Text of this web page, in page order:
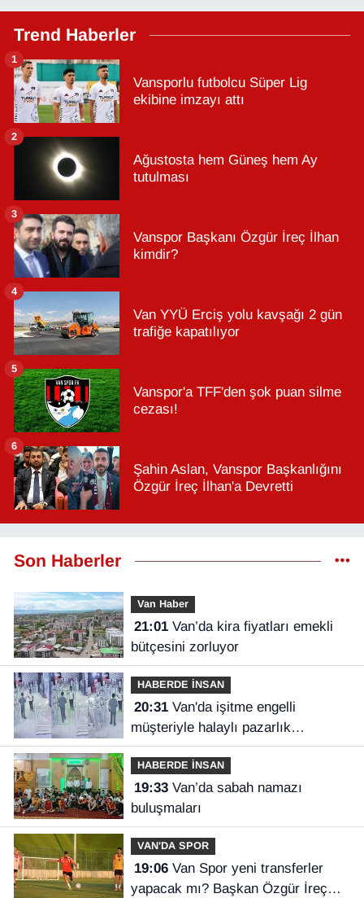
Trend Haberler
Vansporlu futbolcu Süper Lig
ekibine imzayı attı
1
Ağustosta hem Güneş hem Ay
tutulması
2
Vanspor Başkanı Özgür İreç İlhan
kimdir?
3
Van YYÜ Erciş yolu kavşağı 2 gün
trafiğe kapatılıyor
4
Vanspor'a TFF'den şok puan silme
cezası!
5
Şahin Aslan, Vanspor Başkanlığını
Özgür İreç İlhan'a Devretti
6
Son Haberler
Van Haber
21:01Van’da kira fiyatları emekli
bütçesini zorluyor
HABERDE İNSAN
20:31Van'da işitme engelli
müşteriyle halaylı pazarlık
gülümsetti
HABERDE İNSAN
19:33Van’da sabah namazı
buluşmaları
VAN'DA SPOR
19:06Van Spor yeni transferler
yapacak mı? Başkan Özgür İreç